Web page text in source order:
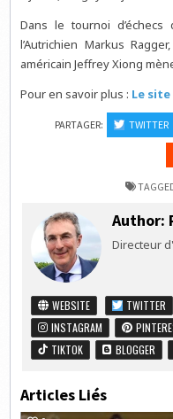
Dans le tournoi d’échecs
l’Autrichien Markus
américain Jeffrey Xiong
Pour en savoir plus : Le
PARTAGER: TWITTER
Author:
Directeur
WEBSITE TWITTER
INSTAGRAM
TIKTOK
BLOGGER
Articles Liés